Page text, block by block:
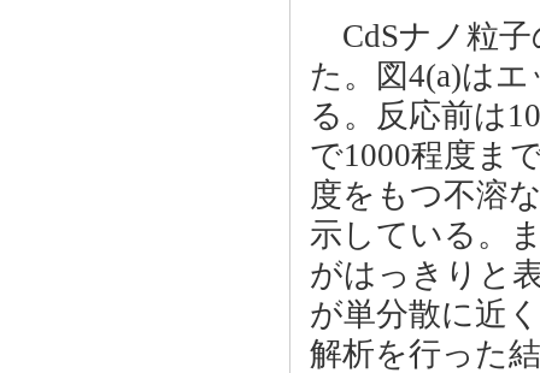
CdSナノ粒子
た。図4(a)は
る。反応前は
で1000程度ま
度をもつ不溶
示している。
がはっきりと
が単分散に近
解析を行った